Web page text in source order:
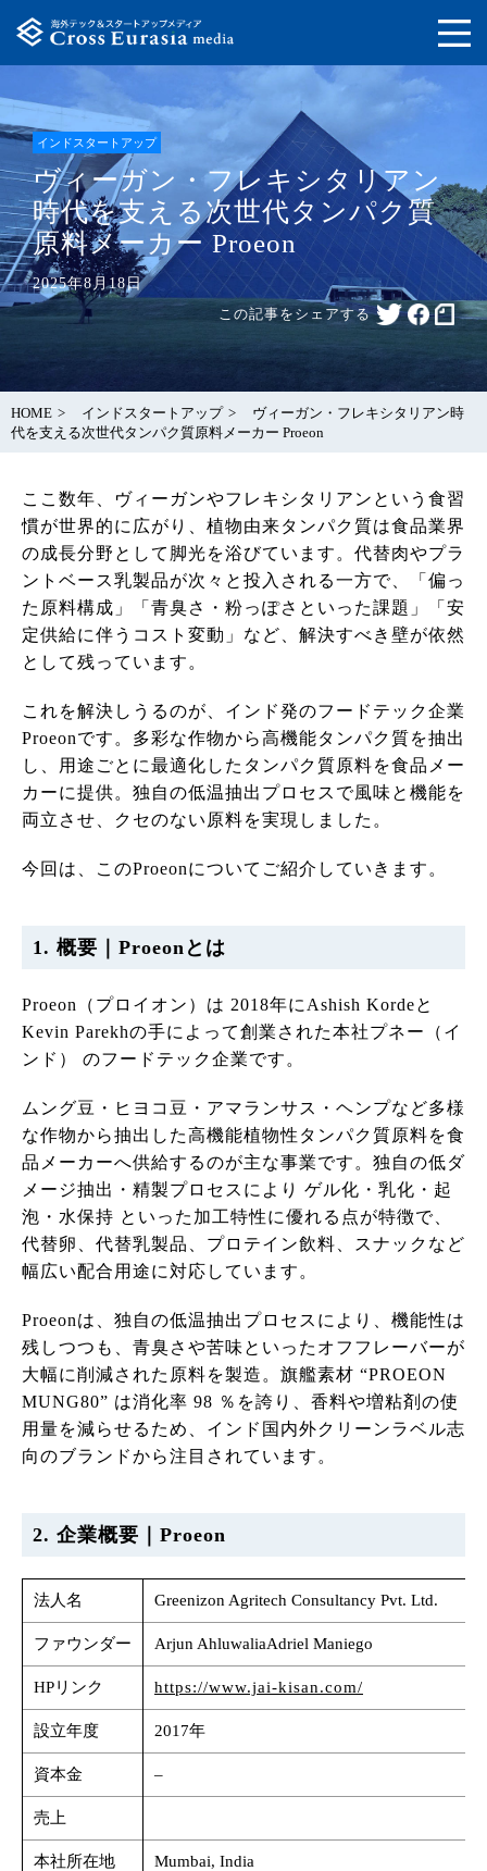
インドスタートアップ
ヴィーガン・フレキシタリアン
時代を支える次世代タンパク質
原料メーカー Proeon
2025年8月18日
この記事をシェアする
HOME インドスタートアップ
ヴィーガン・フレキシタリアン時
代を支える次世代タンパク質原料メーカー Proeon
ここ数年、ヴィーガンやフレキシタリアンという食習
慣が世界的に広がり、植物由来タンパク質は食品業界
の成長分野として脚光を浴びています。代替肉やプラ
ントベース乳製品が次々と投入される一方で、「偏っ
た原料構成」「青臭さ・粉っぽさといった課題」「安
定供給に伴うコスト変動」など、解決すべき壁が依然
として残っています。
これを解決しうるのが、インド発のフードテック企業
Proeonです。多彩な作物から高機能タンパク質を抽出
し、用途ごとに最適化したタンパク質原料を食品メー
カーに提供。独自の低温抽出プロセスで風味と機能を
両立させ、クセのない原料を実現しました。
今回は、このProeonについてご紹介していきます。
1. 概要｜Proeonとは
Proeon（プロイオン）は 2018年にAshish Kordeと
Kevin Parekhの手によって創業された本社プネー（イ
ンド） のフードテック企業です。
ムング豆・ヒヨコ豆・アマランサス・ヘンプなど多様
な作物から抽出した高機能植物性タンパク質原料を食
品メーカーへ供給するのが主な事業です。独自の低ダ
メージ抽出・精製プロセスにより ゲル化・乳化・起
泡・水保持 といった加工特性に優れる点が特徴で、
代替卵、代替乳製品、プロテイン飲料、スナックなど
幅広い配合用途に対応しています。
Proeonは、独自の低温抽出プロセスにより、機能性は
残しつつも、青臭さや苦味といったオフフレーバーが
大幅に削減された原料を製造。旗艦素材 “PROEON
MUNG80” は消化率 98 ％を誇り、香料や増粘剤の使
用量を減らせるため、インド国内外クリーンラベル志
向のブランドから注目されています。
2. 企業概要｜Proeon
法人名 Greenizon Agritech Consultancy Pvt. Ltd.
ファウンダー Arjun AhluwaliaAdriel Maniego
HPリンク https://www.jai-kisan.com/
設立年度 2017年
資本金 –
売上
本社所在地 Mumbai, India